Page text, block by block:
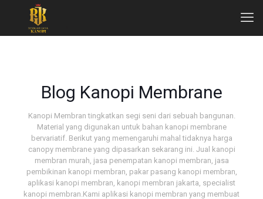
Blog Kanopi Membrane
Kanopi Membran tingkatkan segi seni dari sebuah bangunan.
Material yang digunakan untuk bahan kanopi membrane
bervariatif. Berikut yang memengaruhi mahal tidaknya harga
canopy membrane yang dipasarkan sekarang ini. Jual kanopi
membran murah, jasa penempatan kanopi membran, jasa
pembikinan kanopi membran, pakar pasang kanopi membran,
aplikasi kanopi membran, kanopi membran jakarta, specialist
kanopi membran.Kami aplikasi kanopi membran yang membuat